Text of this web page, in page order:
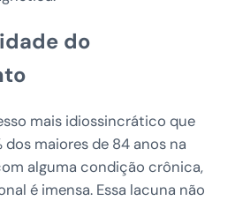
do
mais idiossincrático que
dos maiores de 84 anos na
alguma condição crônica,
é imensa. Essa lacuna não